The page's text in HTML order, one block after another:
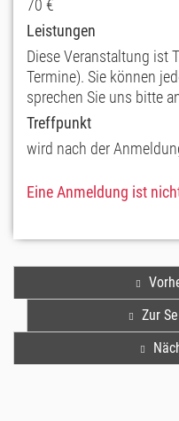
70 €
Leistungen
Diese Veranstaltung ist
Termine). Sie können
sprechen Sie uns bitte
Treffpunkt
wird nach der
Eine Anmeldung ist
Zur